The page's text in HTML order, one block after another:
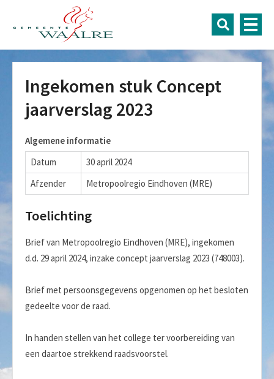
Ingekomen stuk Concept
jaarverslag 2023
Algemene informatie
Datum
30 april 2024
Afzender
Metropoolregio Eindhoven (MRE)
Toelichting
Brief van Metropoolregio Eindhoven (MRE), ingekomen
d.d. 29 april 2024, inzake concept jaarverslag 2023 (748003).
Brief met persoonsgegevens opgenomen op het besloten
gedeelte voor de raad.
In handen stellen van het college ter voorbereiding van
een daartoe strekkend raadsvoorstel.